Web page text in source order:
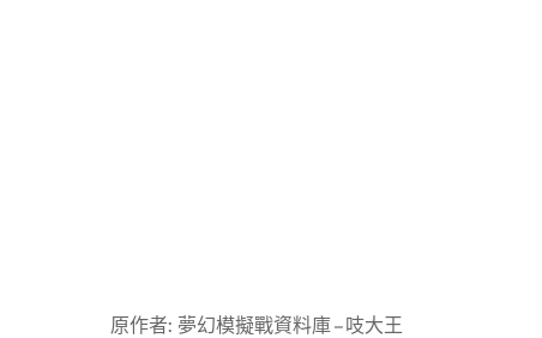
原作者: 夢幻模擬戰資料庫 – 吱大王